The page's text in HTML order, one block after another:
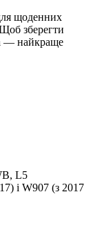
щоденних
зберегти
— найкраще
L5
і W907 (з 2017